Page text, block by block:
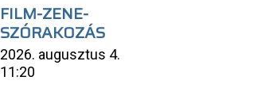
FILM-ZENE-
SZÓRAKOZÁS
2026. augusztus 4.
11:20